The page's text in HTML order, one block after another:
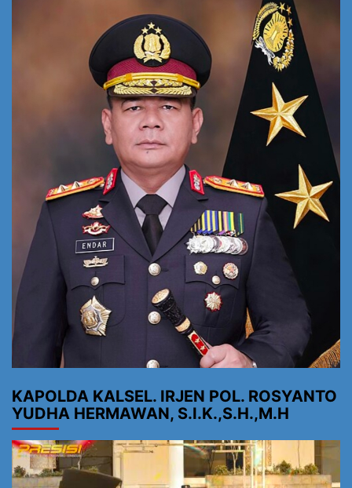
KAPOLDA KALSEL. IRJEN POL. ROSYANTO
YUDHA HERMAWAN, S.I.K.,S.H.,M.H